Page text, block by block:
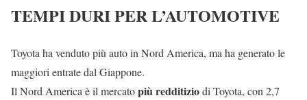
TEMPI DURI PER L’AUTOMOTIVE
Toyota ha venduto più auto in Nord America, ma ha generato le
maggiori entrate dal Giappone.
Il Nord America è il mercatopiù redditiziodi Toyota, con 2,7